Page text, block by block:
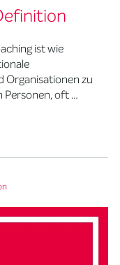
ist wie
Organisationen zu
oft …